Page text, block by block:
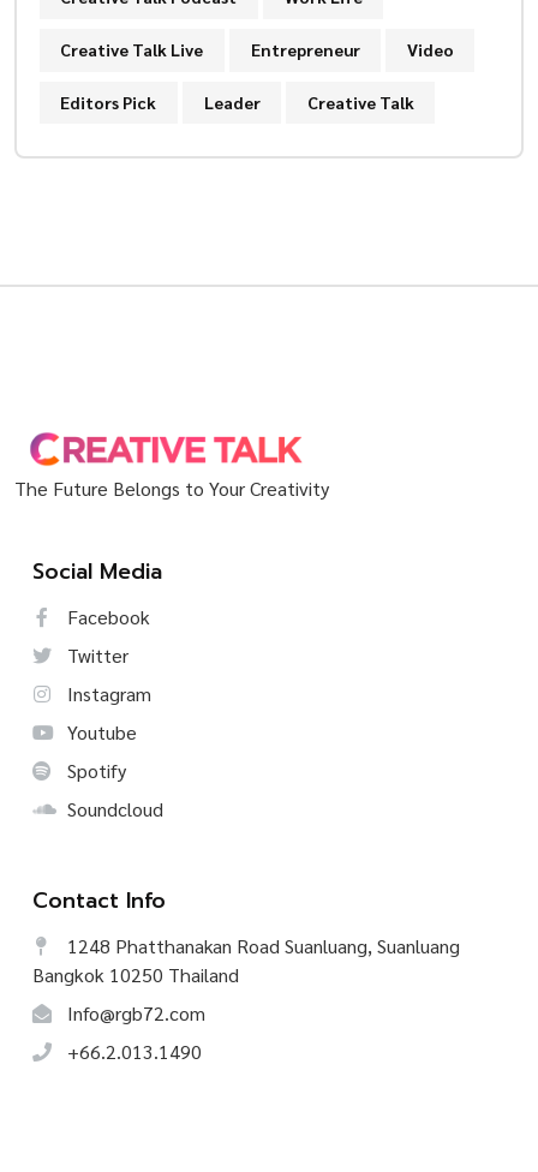
Creative Talk Live Entrepreneur Video
Editors Pick Leader Creative Talk
The Future Belongs to Your Creativity
Social Media
Facebook
Twitter
Instagram
Youtube
Spotify
Soundcloud
Contact Info
1248 Phatthanakan Road Suanluang, Suanluang
Bangkok 10250 Thailand
Info@rgb72.com
+66.2.013.1490